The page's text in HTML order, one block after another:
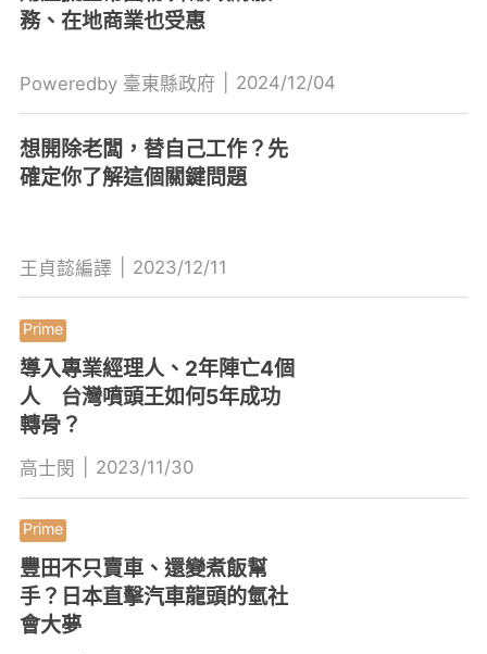
務、在地商業也受惠
Poweredby 臺東縣政府 2024/12/04
想開除老闆，替自己工作？先
確定你了解這個關鍵問題
王貞懿編譯 2023/12/11
導入專業經理人、2年陣亡4個
人 台灣噴頭王如何5年成功
轉骨？
高士閔 2023/11/30
豐田不只賣車、還變煮飯幫
手？日本直擊汽車龍頭的氫社
會大夢